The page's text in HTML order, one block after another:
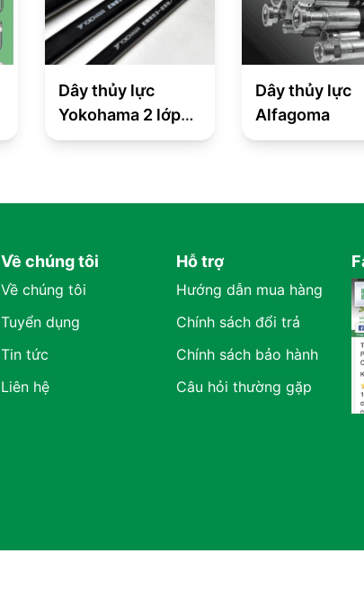
Dây thủy lực
Yokohama 2 lớp
thép EN853 2SN
Dây thủy lực
Alfagoma
Về chúng tôi
Về chúng tôi
Tuyển dụng
Tin tức
Liên hệ
Hỗ trợ
Hướng dẫn mua hàng
Chính sách đổi trả
Chính sách bảo hành
Câu hỏi thường gặp